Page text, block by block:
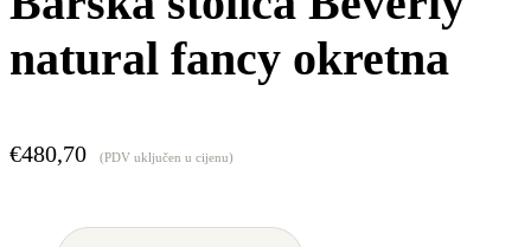
natural fancy okretna
€480,70 (PDV uključen u cijenu)